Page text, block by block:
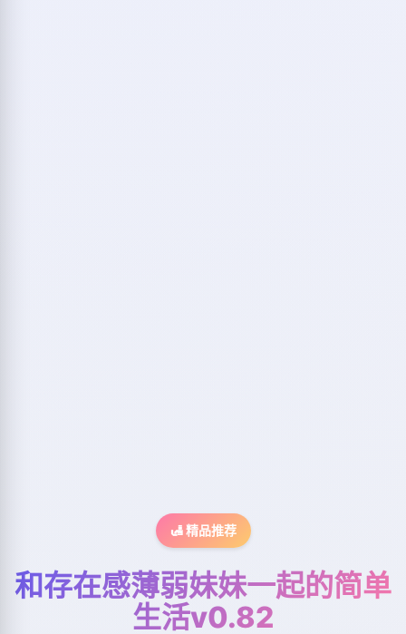
🛃 精品推荐
和存在感薄弱妹妹一起的简单
生活v0.82